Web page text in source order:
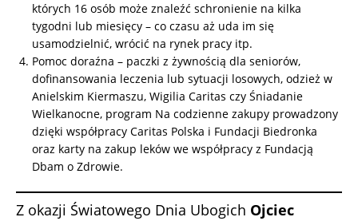
których 16 osób może znaleźć schronienie na kilka
tygodni lub miesięcy – co czasu aż uda im się
usamodzielnić, wrócić na rynek pracy itp.
Pomoc doraźna – paczki z żywnością dla seniorów,
dofinansowania leczenia lub sytuacji losowych, odzież w
Anielskim Kiermaszu, Wigilia Caritas czy Śniadanie
Wielkanocne, program Na codzienne zakupy prowadzony
dzięki współpracy Caritas Polska i Fundacji Biedronka
oraz karty na zakup leków we współpracy z Fundacją
Dbam o Zdrowie.
Z okazji Światowego Dnia Ubogich Ojciec